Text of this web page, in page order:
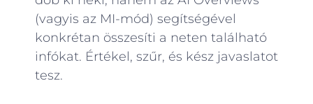
(vagyis az MI-mód) segítségével
konkrétan összesíti a neten található
infókat. Értékel, szűr, és kész javaslatot
tesz.